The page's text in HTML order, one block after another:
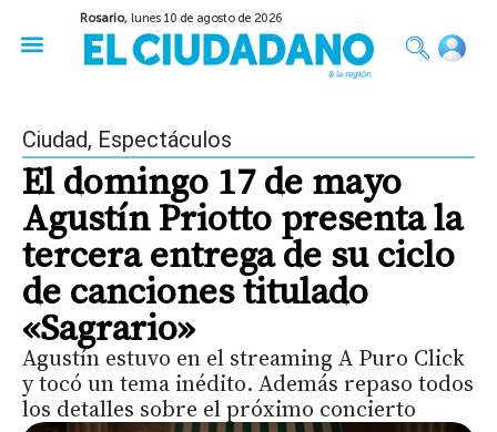
Rosario,lunes 10 de agosto de 2026
Ciudad, Espectáculos
El domingo 17 de mayo
Agustín Priotto presenta la
tercera entrega de su ciclo
de canciones titulado
«Sagrario»
Agustín estuvo en el streaming A Puro Click
y tocó un tema inédito. Además repaso todos
los detalles sobre el próximo concierto